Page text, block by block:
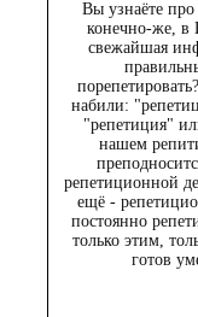
Вы узнаёте
конечно-же, в
свежайшая
набили:
"репетиция"
нашем
репетиционной
ещё -
постоянно
только этим,
готов